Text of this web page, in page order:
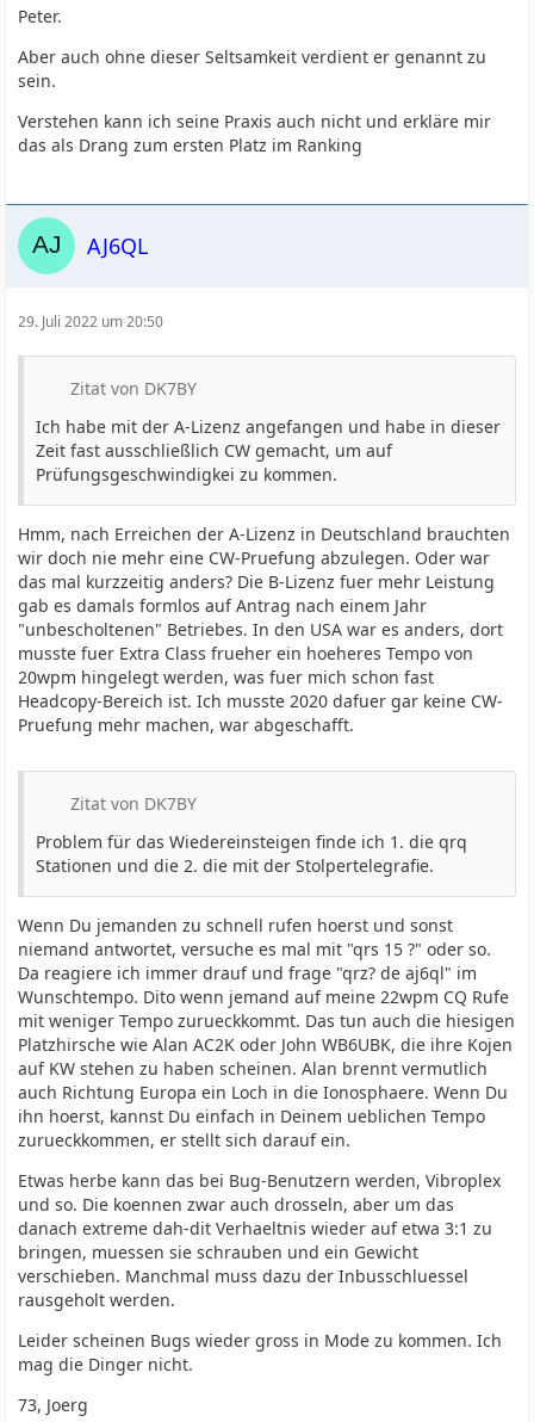
Peter.
Aber auch ohne dieser Seltsamkeit verdient er genannt zu
sein.
Verstehen kann ich seine Praxis auch nicht und erkläre mir
das als Drang zum ersten Platz im Ranking
AJ6QL
29. Juli 2022 um 20:50
Zitat von DK7BY
Ich habe mit der A-Lizenz angefangen und habe in dieser
Zeit fast ausschließlich CW gemacht, um auf
Prüfungsgeschwindigkei zu kommen.
Hmm, nach Erreichen der A-Lizenz in Deutschland brauchten
wir doch nie mehr eine CW-Pruefung abzulegen. Oder war
das mal kurzzeitig anders? Die B-Lizenz fuer mehr Leistung
gab es damals formlos auf Antrag nach einem Jahr
"unbescholtenen" Betriebes. In den USA war es anders, dort
musste fuer Extra Class frueher ein hoeheres Tempo von
20wpm hingelegt werden, was fuer mich schon fast
Headcopy-Bereich ist. Ich musste 2020 dafuer gar keine CW-
Pruefung mehr machen, war abgeschafft.
Zitat von DK7BY
Problem für das Wiedereinsteigen finde ich 1. die qrq
Stationen und die 2. die mit der Stolpertelegrafie.
Wenn Du jemanden zu schnell rufen hoerst und sonst
niemand antwortet, versuche es mal mit "qrs 15 ?" oder so.
Da reagiere ich immer drauf und frage "qrz? de aj6ql" im
Wunschtempo. Dito wenn jemand auf meine 22wpm CQ Rufe
mit weniger Tempo zurueckkommt. Das tun auch die hiesigen
Platzhirsche wie Alan AC2K oder John WB6UBK, die ihre Kojen
auf KW stehen zu haben scheinen. Alan brennt vermutlich
auch Richtung Europa ein Loch in die Ionosphaere. Wenn Du
ihn hoerst, kannst Du einfach in Deinem ueblichen Tempo
zurueckkommen, er stellt sich darauf ein.
Etwas herbe kann das bei Bug-Benutzern werden, Vibroplex
und so. Die koennen zwar auch drosseln, aber um das
danach extreme dah-dit Verhaeltnis wieder auf etwa 3:1 zu
bringen, muessen sie schrauben und ein Gewicht
verschieben. Manchmal muss dazu der Inbusschluessel
rausgeholt werden.
Leider scheinen Bugs wieder gross in Mode zu kommen. Ich
mag die Dinger nicht.
73, Joerg